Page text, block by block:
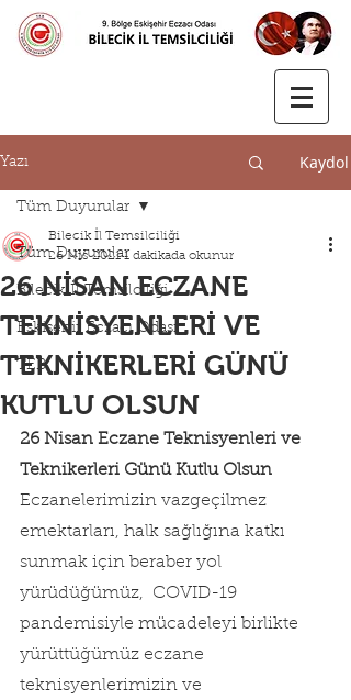
Yazı Kaydol
Tüm Duyurular
Bilecik İl Temsilciliği
Eskişehir Eczacı Odası
TEB
Tüm Duyurular
26 NİSAN ECZANE
TEKNİSYENLERİ VE
TEKNİKERLERİ GÜNÜ
KUTLU OLSUN
Bilecik İl Temsilciliği
26 Nis 2021 1 dakikada okunur
26 Nisan Eczane Teknisyenleri ve
Teknikerleri Günü Kutlu Olsun
Eczanelerimizin vazgeçilmez
emektarları, halk sağlığına katkı
sunmak için beraber yol
yürüdüğümüz,  COVID-19
pandemisiyle mücadeleyi birlikte
yürüttüğümüz eczane
teknisyenlerimizin ve